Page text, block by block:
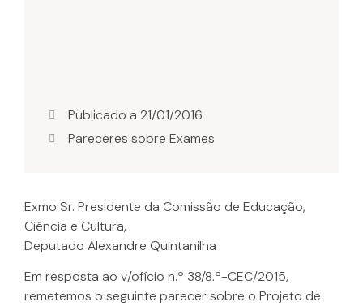
Publicado a 21/01/2016
Pareceres sobre Exames
Exmo Sr. Presidente da Comissão de Educação,
Ciência e Cultura,
Deputado Alexandre Quintanilha
Em resposta ao v/ofício n.º 38/8.º-CEC/2015,
remetemos o seguinte parecer sobre o Projeto de